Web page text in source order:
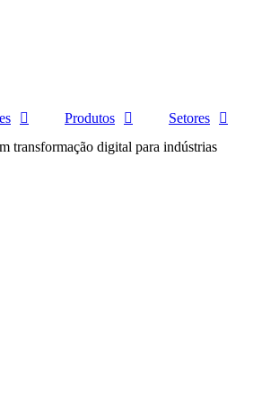
Produtos Setores
transformação digital para indústrias